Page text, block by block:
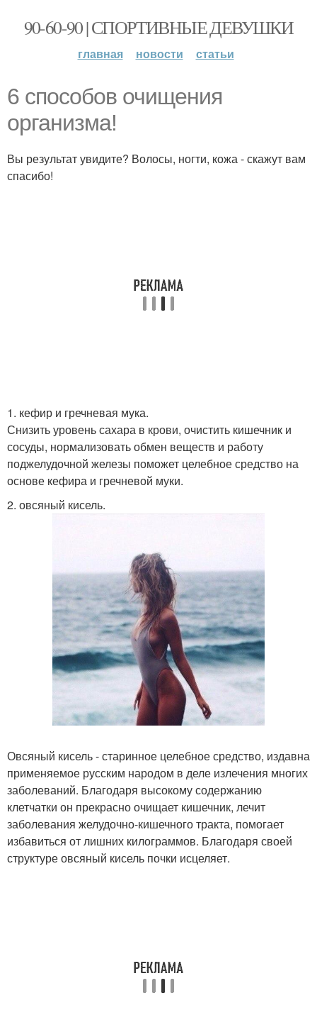
90-60-90 | СПОРТИВНЫЕ ДЕВУШКИ
главная новости статьи
6 способов очищения
организма!
Вы результат увидите? Волосы, ногти, кожа - скажут вам
спасибо!
1. кефир и гречневая мука.
Снизить уровень сахара в крови, очистить кишечник и
сосуды, нормализовать обмен веществ и работу
поджелудочной железы поможет целебное средство на
основе кефира и гречневой муки.
2. овсяный кисель.
Овсяный кисель - старинное целебное средство, издавна
применяемое русским народом в деле излечения многих
заболеваний. Благодаря высокому содержанию
клетчатки он прекрасно очищает кишечник, лечит
заболевания желудочно-кишечного тракта, помогает
избавиться от лишних килограммов. Благодаря своей
структуре овсяный кисель почки исцеляет.